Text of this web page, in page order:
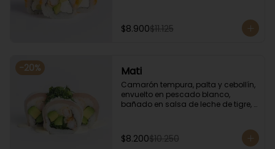
$8.900$11.125
-20% Mati
Camarón tempura, palta y cebollín,
envuelto en pescado blanco,
bañado en salsa de leche de tigre,
$8.200$10.250